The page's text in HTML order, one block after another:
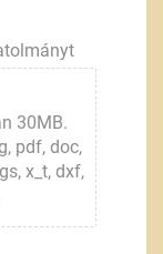
30MB.
pdf, doc,
x_t, dxf,